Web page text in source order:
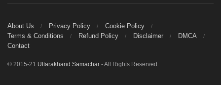
About Us Privacy Policy
Cookie Policy
Terms & Conditions
Refund Policy Disclaimer
DMCA
Contact
© 2015-21 Uttarakhand Samachar - All Rights Reserved.